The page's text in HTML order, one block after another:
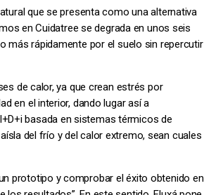
que se presenta como una alternativa
en Cuidatree se degrada en unos seis
más rápidamente por el suelo sin repercutir
de calor, ya que crean estrés por
en el interior, dando lugar así a
basada en sistemas térmicos de
del frío y del calor extremo, sean cuales
prototipo y comprobar el éxito obtenido en